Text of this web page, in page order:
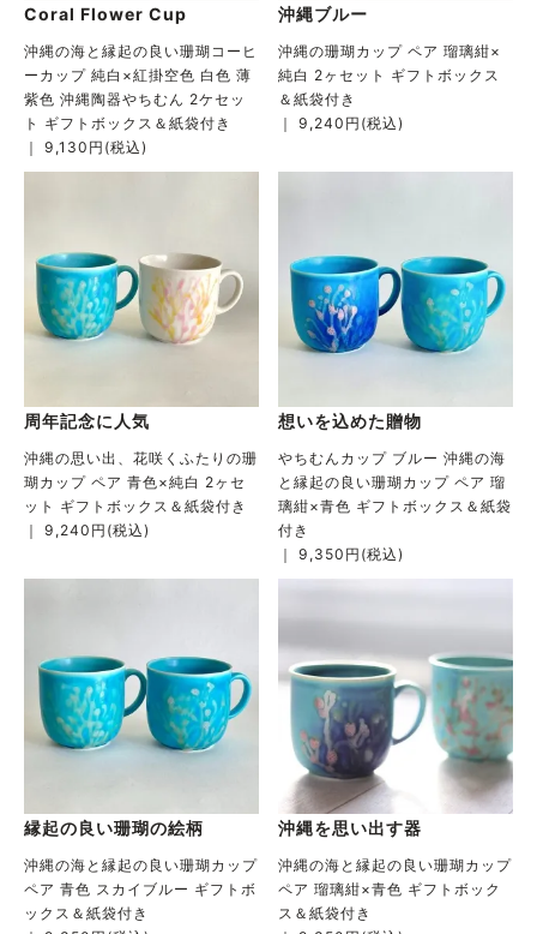
Coral Flower Cup
沖縄の海と縁起の良い珊瑚コーヒ
ーカップ 純白×紅掛空色 白色 薄
紫色 沖縄陶器やちむん 2ケセッ
ト ギフトボックス＆紙袋付き
｜ 9,130円(税込)
沖縄ブルー
沖縄の珊瑚カップ ペア 瑠璃紺×
純白 2ヶセット ギフトボックス
＆紙袋付き
｜ 9,240円(税込)
周年記念に人気
沖縄の思い出、花咲くふたりの珊
瑚カップ ペア 青色×純白 2ヶセ
ット ギフトボックス＆紙袋付き
｜ 9,240円(税込)
想いを込めた贈物
やちむんカップ ブルー 沖縄の海
と縁起の良い珊瑚カップ ペア 瑠
璃紺×青色 ギフトボックス＆紙袋
付き
｜ 9,350円(税込)
縁起の良い珊瑚の絵柄
沖縄の海と縁起の良い珊瑚カップ
ペア 青色 スカイブルー ギフトボ
ックス＆紙袋付き
沖縄を思い出す器
沖縄の海と縁起の良い珊瑚カップ
ペア 瑠璃紺×青色 ギフトボック
ス＆紙袋付き